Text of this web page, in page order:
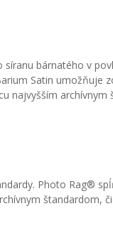
bárnatého v
Satin
Photo Rag®